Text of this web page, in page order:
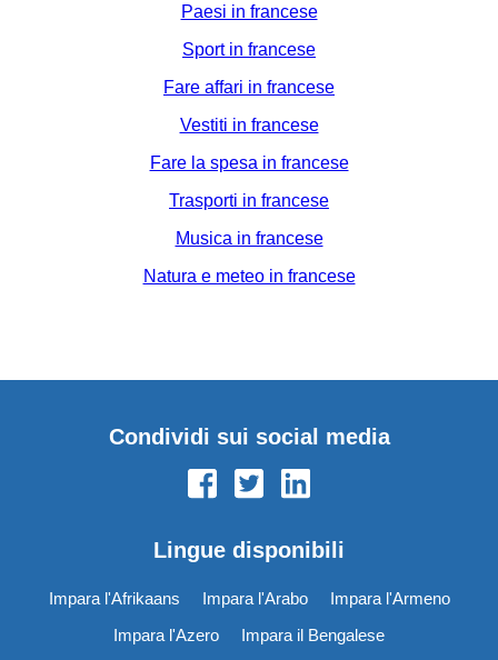
Paesi in francese
Sport in francese
Fare affari in francese
Vestiti in francese
Fare la spesa in francese
Trasporti in francese
Musica in francese
Natura e meteo in francese
Condividi sui social media
Lingue disponibili
Impara l'Afrikaans Impara l'Arabo
Impara l'Armeno
Impara l'Azero
Impara il Bengalese